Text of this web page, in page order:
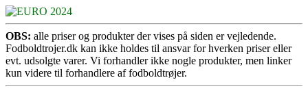
OBS: alle priser og produkter der vises på siden er vejledende.
Fodboldtrojer.dk kan ikke holdes til ansvar for hverken priser eller
evt. udsolgte varer. Vi forhandler ikke nogle produkter, men linker
kun videre til forhandlere af fodboldtrøjer.